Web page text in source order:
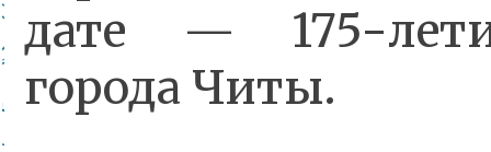
дате — 175-
города Читы.